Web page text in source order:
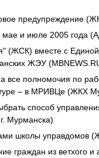
предупреждение
мае и июле 2005 года
(ЖСК) вместе с Единой
ЖЭУ
все полномочия по
– в МРИВЦе (ЖКХ
способ
Мурманска)
школы управдомов
граждан из ветхого